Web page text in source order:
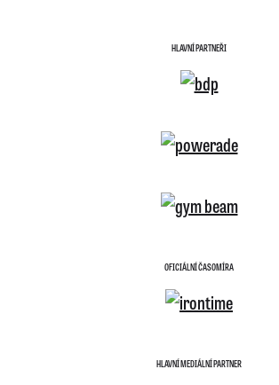
HLAVNÍ PARTNEŘI
OFICIÁLNÍ ČASOMÍRA
HLAVNÍ MEDIÁLNÍ PARTNER